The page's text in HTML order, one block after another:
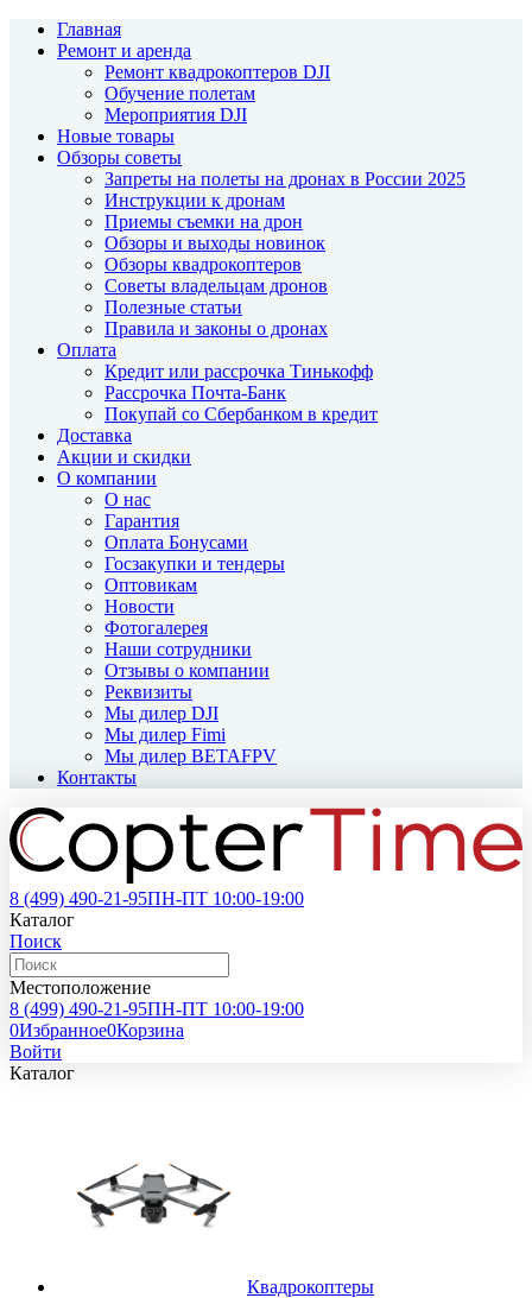
Главная
Ремонт и аренда
Ремонт квадрокоптеров DJI
Обучение полетам
Мероприятия DJI
Новые товары
Обзоры советы
Запреты на полеты на дронах в России 2025
Инструкции к дронам
Приемы съемки на дрон
Обзоры и выходы новинок
Обзоры квадрокоптеров
Советы владельцам дронов
Полезные статьи
Правила и законы о дронах
Оплата
Кредит или рассрочка Тинькофф
Рассрочка Почта-Банк
Покупай со Сбербанком в кредит
Доставка
Акции и скидки
О компании
О нас
Гарантия
Оплата Бонусами
Госзакупки и тендеры
Оптовикам
Новости
Фотогалерея
Наши сотрудники
Отзывы о компании
Реквизиты
Мы дилер DJI
Мы дилер Fimi
Мы дилер BETAFPV
Контакты
8 (499) 490-21-95ПН-ПТ 10:00-19:00
Каталог
Поиск
Местоположение
8 (499) 490-21-95ПН-ПТ 10:00-19:00
0Избранное0Корзина
Войти
Каталог
Квадрокоптеры